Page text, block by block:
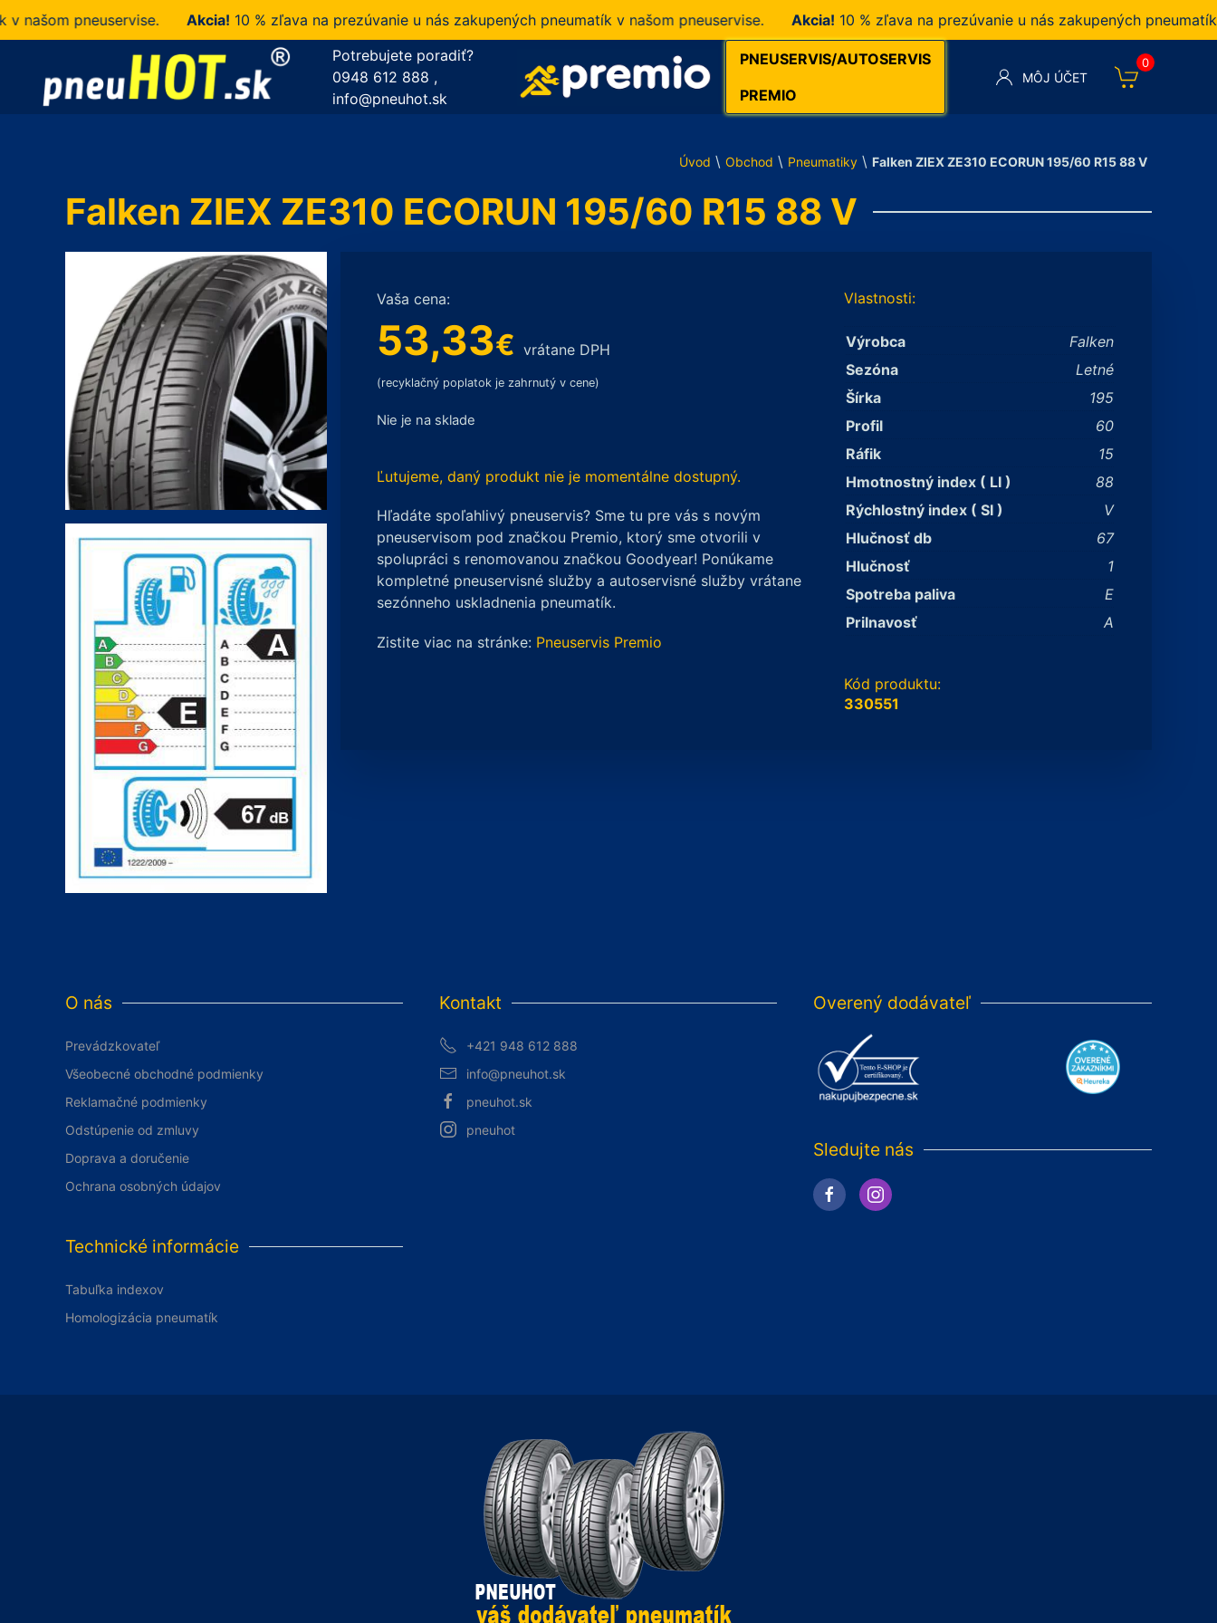
pneuservise. Akcia!10 % zľava na prezúvanie u nás zakupených pneumatík v našom pneuservise. Akcia!10 % zľava na prezúvanie u nás zakupených pneumatík v
Potrebujete poradiť?
0948 612 888 ,
info@pneuhot.sk
PNEUSERVIS/AUTOSERVIS
PREMIO
MÔJ ÚČET
0
Úvod \ Obchod \ Pneumatiky \ Falken ZIEX ZE310 ECORUN 195/60 R15 88 V
Falken ZIEX ZE310 ECORUN 195/60 R15 88 V
Vaša cena:
53,33€ vrátane DPH
(recyklačný poplatok je zahrnutý v cene)
Nie je na sklade
Ľutujeme, daný produkt nie je momentálne dostupný.
Hľadáte spoľahlivý pneuservis? Sme tu pre vás s novým
pneuservisom pod značkou Premio, ktorý sme otvorili v
spolupráci s renomovanou značkou Goodyear! Ponúkame
kompletné pneuservisné služby a autoservisné služby vrátane
sezónneho uskladnenia pneumatík.
Zistite viac na stránke: Pneuservis Premio
Vlastnosti:
Výrobca
Falken
Sezóna
Letné
Šírka
195
Profil
60
Ráfik
15
Hmotnostný index ( LI )
88
Rýchlostný index ( SI )
V
Hlučnosť db
67
Hlučnosť
1
Spotreba paliva
E
Prilnavosť
A
Kód produktu:
330551
O nás
Prevádzkovateľ
Všeobecné obchodné podmienky
Reklamačné podmienky
Odstúpenie od zmluvy
Doprava a doručenie
Ochrana osobných údajov
Technické informácie
Tabuľka indexov
Homologizácia pneumatík
Kontakt
+421 948 612 888
info@pneuhot.sk
pneuhot.sk
pneuhot
Overený dodávateľ
Sledujte nás